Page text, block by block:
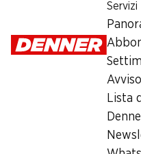
Servizi
Lista
Martedì
Orari di apertura